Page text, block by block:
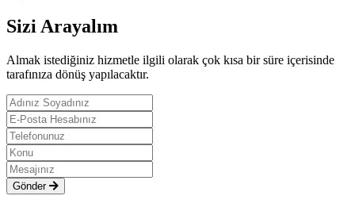
Sizi Arayalım
Almak istediğiniz hizmetle ilgili olarak çok kısa bir süre içerisinde
tarafınıza dönüş yapılacaktır.
Gönder